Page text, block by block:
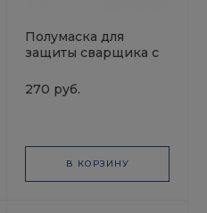
Полумаска для
защиты сварщика с
Противоаэрозольная
фильтрующая Класс
270 руб.
В КОРЗИНУ